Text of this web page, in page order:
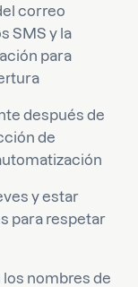
correo
SMS y la
para
después de
de
y estar
para respetar
nombres de